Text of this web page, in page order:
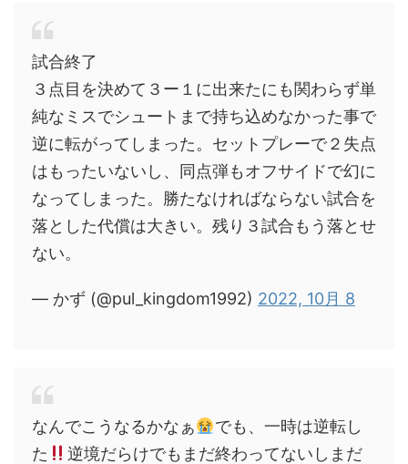
試合終了
３点目を決めて３ー１に出来たにも関わらず単
純なミスでシュートまで持ち込めなかった事で
逆に転がってしまった。セットプレーで２失点
はもったいないし、同点弾もオフサイドで幻に
なってしまった。勝たなければならない試合を
落とした代償は大きい。残り３試合もう落とせ
ない。
— かず (@pul_kingdom1992) 2022, 10月 8
なんでこうなるかなぁ
でも、一時は逆転し
た
逆境だらけでもまだ終わってないしまだ